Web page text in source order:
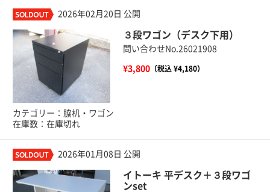
2026年02月20日 公開
３段ワゴン（デスク下用）
問い合わせNo.26021908
¥3,800（税込 ¥4,180）
カテゴリー：脇机・ワゴン
在庫数：在庫切れ
2026年01月08日 公開
イトーキ 平デスク＋３段ワゴ
ンset